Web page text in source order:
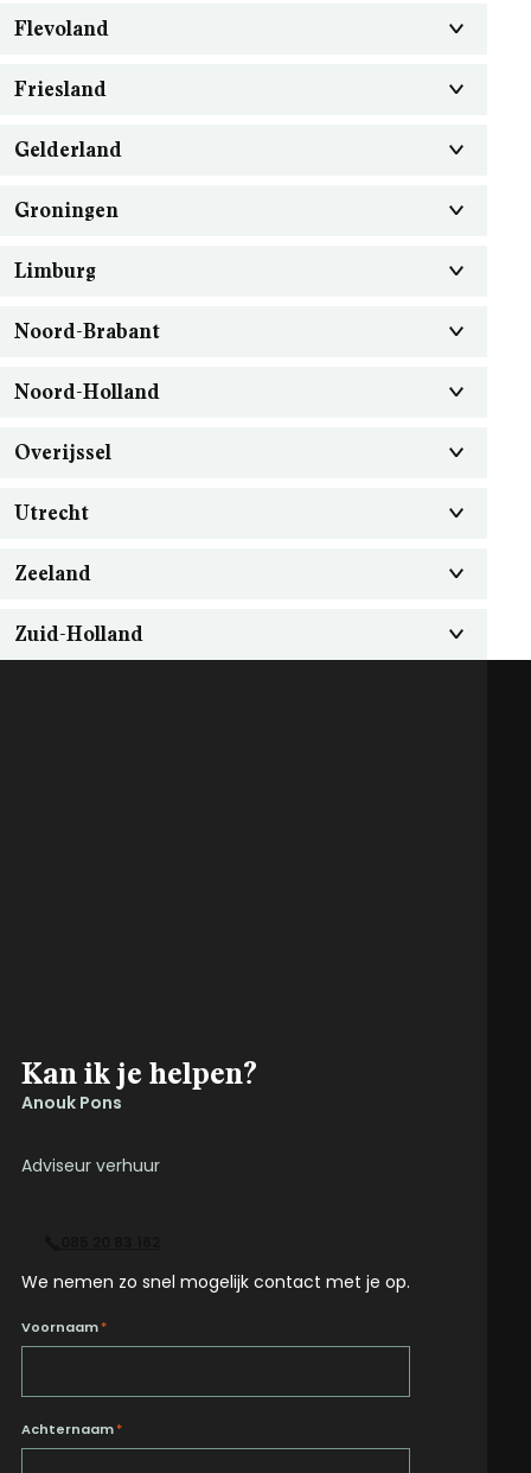
Flevoland
Friesland
Gelderland
Groningen
Limburg
Noord-Brabant
Noord-Holland
Overijssel
Utrecht
Zeeland
Zuid-Holland
Kan ik je helpen?
Anouk Pons
Adviseur verhuur
We nemen zo snel mogelijk contact met je op.
Voornaam*
Achternaam*